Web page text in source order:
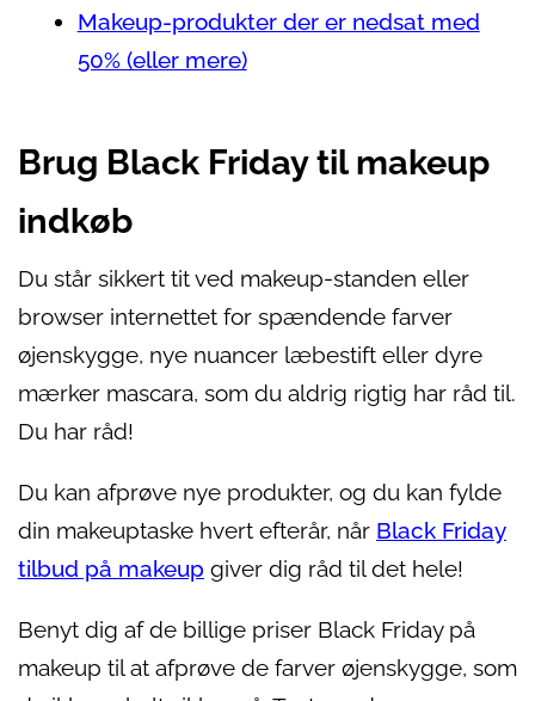
Makeup-produkter der er nedsat med
50% (eller mere)
Brug Black Friday til makeup
indkøb
Du står sikkert tit ved makeup-standen eller
browser internettet for spændende farver
øjenskygge, nye nuancer læbestift eller dyre
mærker mascara, som du aldrig rigtig har råd til.
Du har råd!
Du kan afprøve nye produkter, og du kan fylde
din makeuptaske hvert efterår, når Black Friday
tilbud på makeup giver dig råd til det hele!
Benyt dig af de billige priser Black Friday på
makeup til at afprøve de farver øjenskygge, som